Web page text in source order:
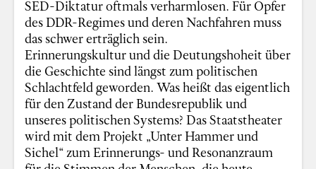
SED-Diktatur oftmals verharmlosen. Für Opfer
des DDR-Regimes und deren Nachfahren muss
das schwer erträglich sein.
Erinnerungskultur und die Deutungshoheit über
die Geschichte sind längst zum politischen
Schlachtfeld geworden. Was heißt das eigentlich
für den Zustand der Bundesrepublik und
unseres politischen Systems? Das Staatstheater
wird mit dem Projekt „Unter Hammer und
Sichel“ zum Erinnerungs- und Resonanzraum